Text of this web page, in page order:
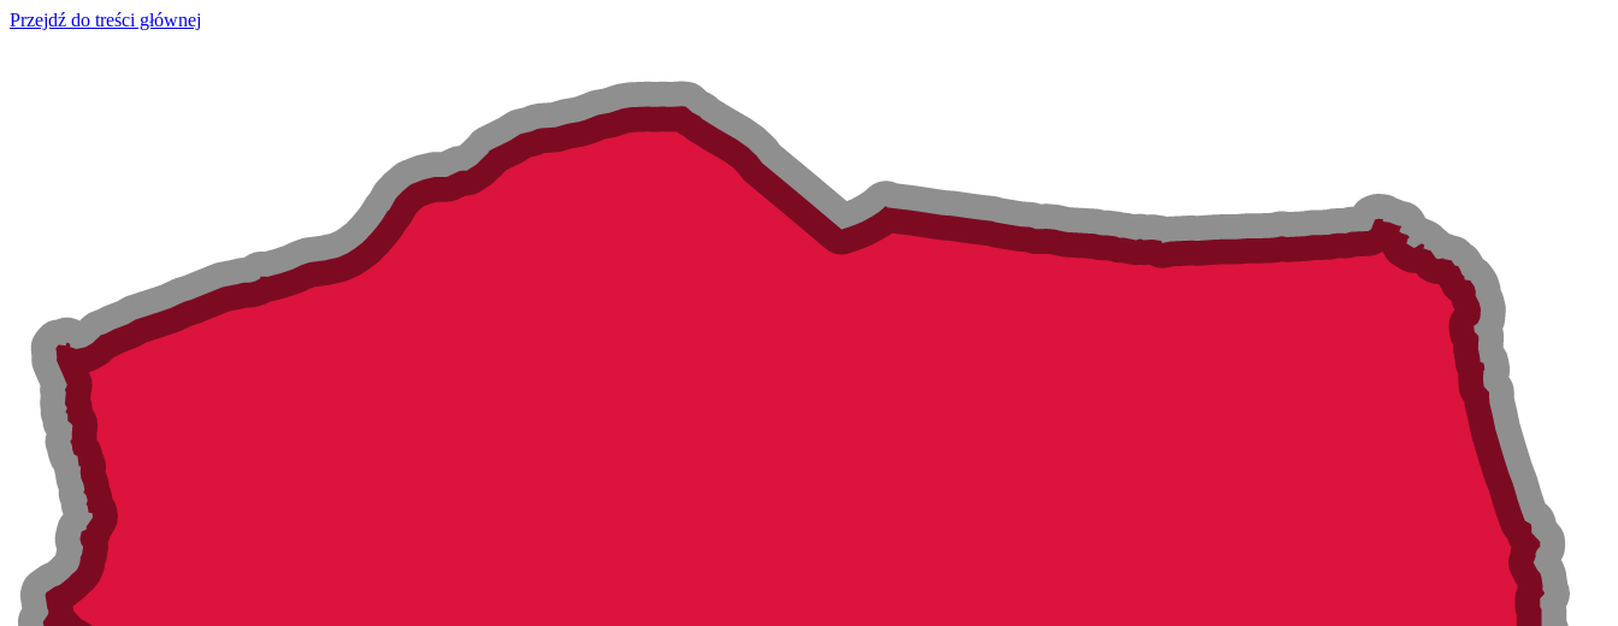
Przejdź do treści głównej